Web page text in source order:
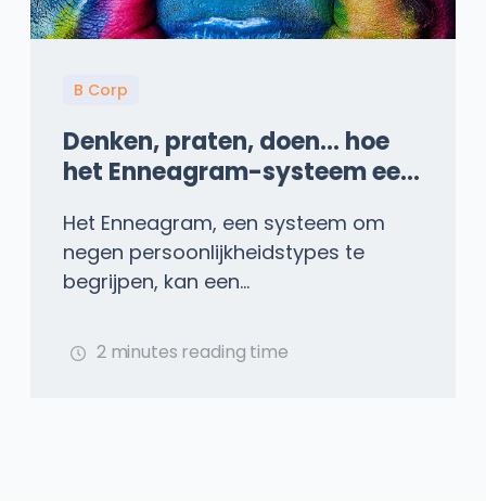
B Corp
Denken, praten, doen... hoe
het Enneagram-systeem een
verandermanagement
Het Enneagram, een systeem om
negen persoonlijkheidstypes te
begrijpen, kan een...
2 minutes reading time